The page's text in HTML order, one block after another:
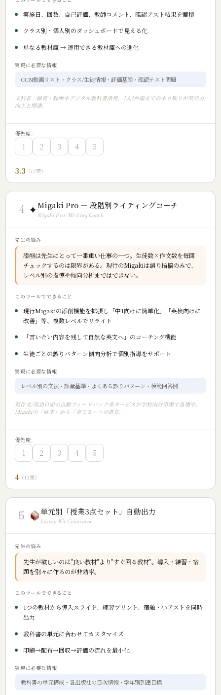
実施日、回数、自己評価、教師コメント、確認テスト結果を蓄積
クラス別・個人別のダッシュボードで見える化
単なる教材庫 → 運用できる教材庫への進化
実現に必要な情報
CCN動画リスト・クラス/生徒情報・評価基準・確認テスト問題
文科省：録音・録画やデジタル教科書活用、1人1台端末でのやり取りが英語力
向上と関連。
優先度:
1 2 3 4 5
3.3 （12票）
4 ✦Migaki Pro — 段階別ライティングコーチ
Migaki Pro: Writing Coach
先生の悩み
添削は先生にとって一番重い仕事の一つ。生徒数×作文数を毎回
チェックするのは限界がある。現行のMigakiは誤り指摘のみで、
レベル別の指導や傾向分析まではできない。
このツールでできること
現行Migakiの添削機能を拡張し「中1向けに簡単化」「英検向けに
改善」等、複数レベルでリライト
「言いたい内容を残して自然な英文へ」のコーチング機能
生徒ごとの誤りパターン傾向分析で個別指導をサポート
実現に必要な情報
レベル別の文法・語彙基準・よくある誤りパターン・模範回答例
英作文/英語日記の自動フィードバック系サービスが学校向け市場で急増中。
Migakiの「直す」から「育てる」への進化。
優先度:
1 2 3 4 5
4 （12票）
5 単元別「授業3点セット」自動出力
Lesson Kit Generator
先生の悩み
先生が欲しいのは"良い教材"より"すぐ回る教材"。導入・練習・宿
題を別々に作るのが非効率。
このツールでできること
1つの教材から導入スライド、練習プリント、宿題・小テストを同時
出力
教科書の単元に合わせてカスタマイズ
印刷→配布→回収→評価の流れを最小化
実現に必要な情報
教科書の単元構成・各出版社の目次情報・学年別到達目標